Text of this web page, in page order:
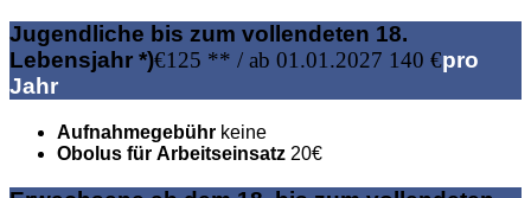
Jugendliche bis zum vollendeten 18.
Lebensjahr *)€125 ** / ab 01.01.2027 140 €pro
Jahr
Aufnahmegebühr keine
Obolus für Arbeitseinsatz 20€